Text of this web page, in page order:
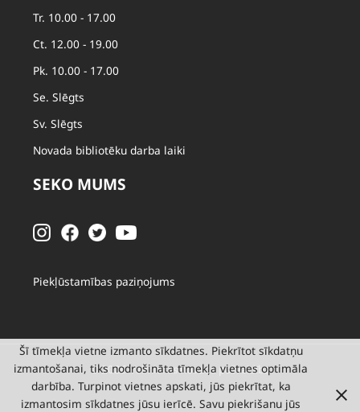
Tr. 10.00 - 17.00
Ct. 12.00 - 19.00
Pk. 10.00 - 17.00
Se. Slēgts
Sv. Slēgts
Novada bibliotēku darba laiki
SEKO MUMS
Piekļūstamības paziņojums
© 2026 Valmieras novada pašvaldība
Šī tīmekļa vietne izmanto sīkdatnes. Piekrītot sīkdatņu
izmantošanai, tiks nodrošināta tīmekļa vietnes optimāla
darbība. Turpinot vietnes apskati, jūs piekrītat, ka
izmantosim sīkdatnes jūsu ierīcē. Savu piekrišanu jūs